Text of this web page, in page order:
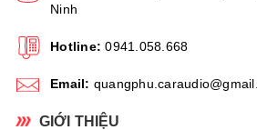
Ninh
Hotline: 0941.058.668
Email:
GIỚI THIỆU